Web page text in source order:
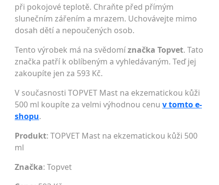
při pokojové teplotě. Chraňte před přímým
slunečním zářením a mrazem. Uchovávejte mimo
dosah dětí a nepoučených osob.
Tento výrobek má na svědomíznačka Topvet. Tato
značka patří k oblíbeným a vyhledávaným. Teď jej
zakoupíte jen za 593 Kč.
V současnosti TOPVET Mast na ekzematickou kůži
500 ml koupíte za velmi výhodnou cenu v tomto e-
shopu.
Produkt: TOPVET Mast na ekzematickou kůži 500
ml
Značka: Topvet